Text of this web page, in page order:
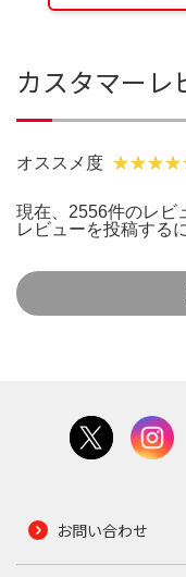
カスタマーレ
オススメ度
現在、2556件のレビ
レビューを投稿する
お問い合わせ